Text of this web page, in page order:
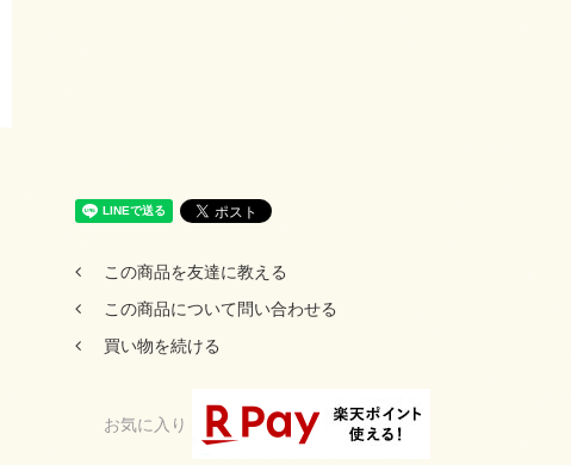
この商品を友達に教える
この商品について問い合わせる
買い物を続ける
お気に入り